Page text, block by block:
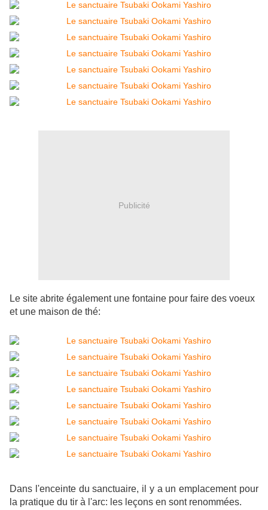
Publicité
Le site abrite également une fontaine pour faire des voeux
et une maison de thé:
Dans l'enceinte du sanctuaire, il y a un emplacement pour
la pratique du tir à l'arc: les leçons en sont renommées.